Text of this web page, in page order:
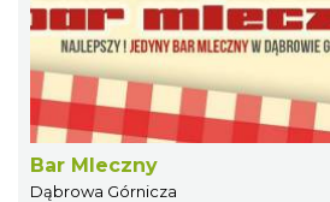
Bar Mleczny
Dąbrowa Górnicza